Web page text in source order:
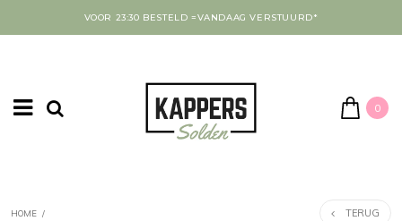
VOOR 23:30 BESTELD =VANDAAG VERSTUURD*
0
HOME / TERUG